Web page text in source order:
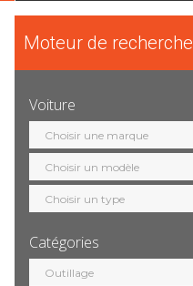
Moteur de recherche
Voiture
Sélection
marque
Sélection
modèle
Sélection
motorisation
Catégories
Sélection
catégorie